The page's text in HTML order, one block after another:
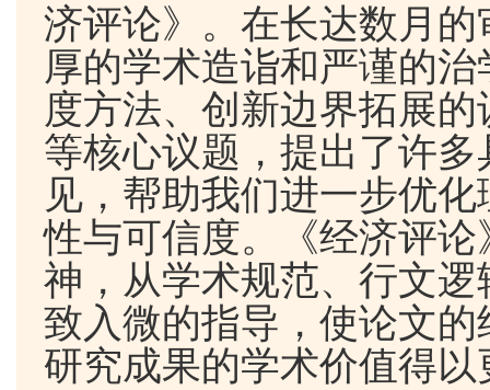
济评论》。在长达数月
厚的学术造诣和严谨的
度方法、创新边界拓展
等核心议题，提出了许
见，帮助我们进一步优
性与可信度。《经济评
神，从学术规范、行文
致入微的指导，使论文
研究成果的学术价值得